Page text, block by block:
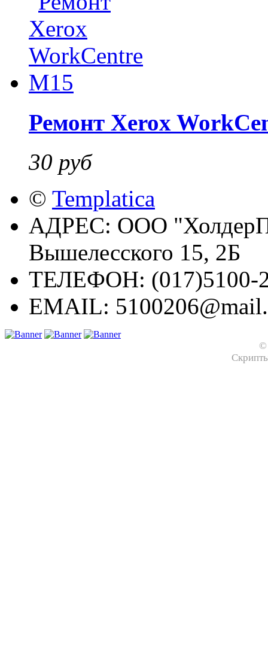
Ремонт Xerox
30 руб
© Templatica
АДРЕС: ООО
Вышелесского 15, 2Б
ТЕЛЕФОН: (017)5100-
EMAIL:
©